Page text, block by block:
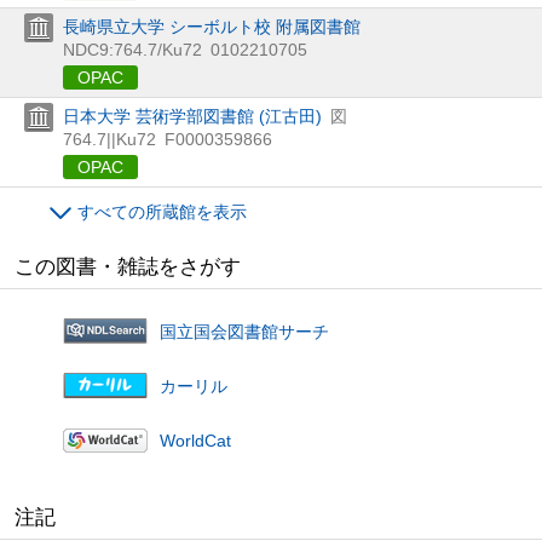
長崎県立大学 シーボルト校 附属図書館
NDC9:764.7/Ku72 0102210705
OPAC
日本大学 芸術学部図書館 (江古田) 図
764.7||Ku72 F0000359866
OPAC
すべての所蔵館を表示
この図書・雑誌をさがす
国立国会図書館サーチ
カーリル
WorldCat
注記